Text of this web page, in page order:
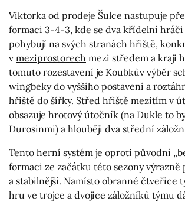
Viktorka od prodeje Šulce nastupuje
formaci 3-4-3, kde se dva křídelní hráči
pohybují na svých stranách hřiště,
v meziprostorech mezi středem a kraji
tomuto rozestavení je Koubkův výběr
wingbeky do vyššího postavení a
hřiště do šířky. Střed hřiště mezitím v
obsazuje hrotový útočník (na Dukle to
Durosinmi) a hlouběji dva střední
Tento herní systém je oproti původní
formaci ze začátku této sezony výrazně
a stabilnější. Namísto obranné čtveřice
hru ve trojce a dvojice záložníků týmu